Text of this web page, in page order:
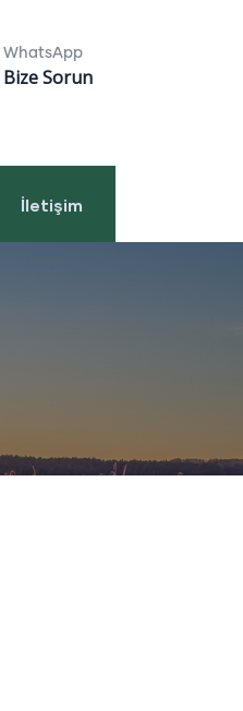
WhatsApp
Bize Sorun
İletişim